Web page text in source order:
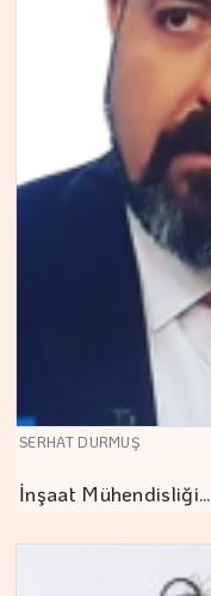
SERHAT DURMUŞ
İnşaat Mühendisliği…